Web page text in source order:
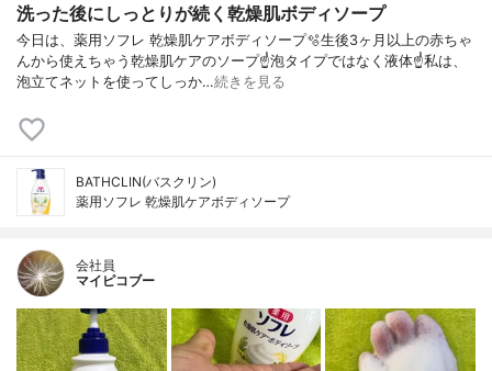
洗った後にしっとりが続く乾燥肌ボディソープ
今日は、薬用ソフレ 乾燥肌ケアボディソープ🫧生後3ヶ月以上の赤ちゃ
んから使えちゃう乾燥肌ケアのソープ☝️泡タイプではなく液体☝️私は、
泡立てネットを使ってしっか…続きを見る
BATHCLIN(バスクリン)
薬用ソフレ 乾燥肌ケアボディソープ
会社員
マイピコブー